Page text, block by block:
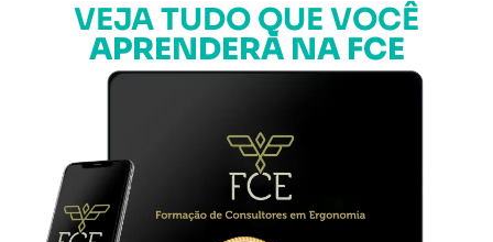
VEJA TUDO QUE VOCÊ
APRENDERÁ NA FCE